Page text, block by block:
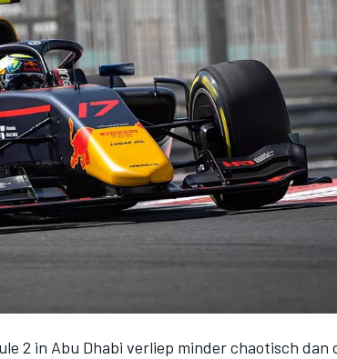
2 in Abu Dhabi verliep minder chaotisch dan